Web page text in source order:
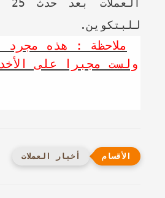
للبتكوين.
ملاحظة : هذه مجرد
ولست مجبرا على
أخبار العملات